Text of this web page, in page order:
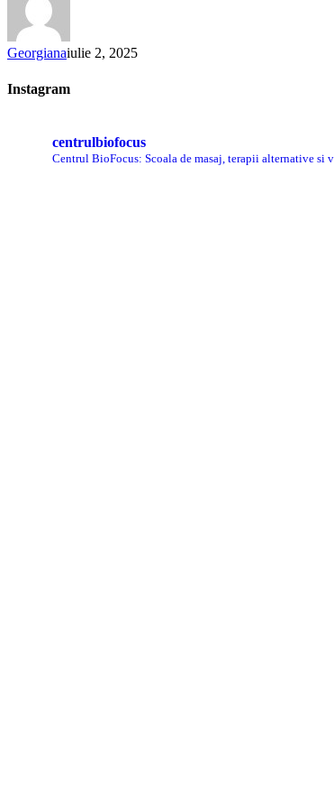
zonei
cervicale?
Ghid
și
Georgianaiulie 2, 2025
Instagram
centrulbiofocus
Centrul BioFocus: Scoala de masaj, terapii alternative si